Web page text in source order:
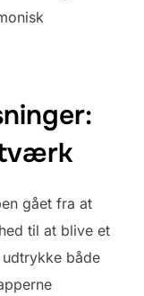
gået fra at
til at blive et
både